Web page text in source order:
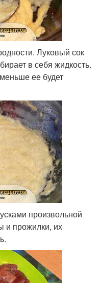
Луковый сок
в себя жидкость.
ее будет
произвольной
и прожилки, их